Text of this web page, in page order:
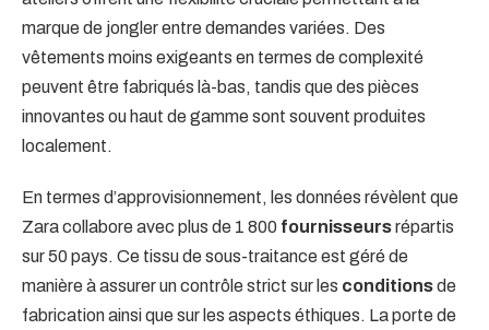
marque de jongler entre demandes variées. Des
vêtements moins exigeants en termes de complexité
peuvent être fabriqués là-bas, tandis que des pièces
innovantes ou haut de gamme sont souvent produites
localement.
En termes d’approvisionnement, les données révèlent que
Zara collabore avec plus de 1 800 fournisseursrépartis
sur 50 pays. Ce tissu de sous-traitance est géré de
manière à assurer un contrôle strict sur les conditionsde
fabrication ainsi que sur les aspects éthiques. La porte de